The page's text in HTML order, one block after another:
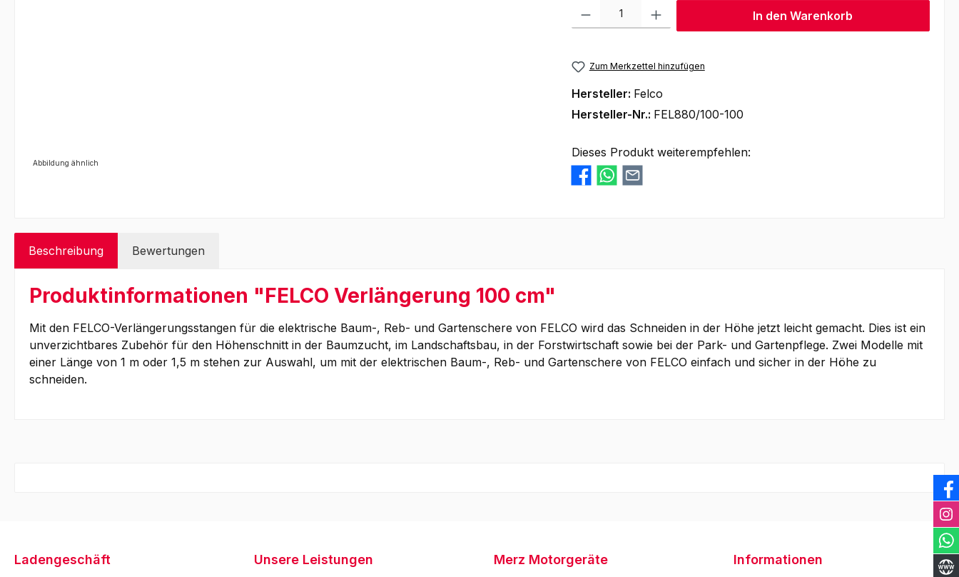
Abbildung ähnlich
Produkt Anzahl: Gib den gewünschten Wert ein oder benutze die Schaltflächen
In den Warenkorb
Zum Merkzettel hinzufügen
Hersteller: Felco
Hersteller-Nr.: FEL880/100-100
Dieses Produkt weiterempfehlen:
Beschreibung Bewertungen
Produktinformationen "FELCO Verlängerung 100 cm"
Mit den FELCO-Verlängerungsstangen für die elektrische Baum-, Reb- und Gartenschere von FELCO wird das Schneiden in der Höhe jetzt leicht gemacht. Dies ist ein
unverzichtbares Zubehör für den Höhenschnitt in der Baumzucht, im Landschaftsbau, in der Forstwirtschaft sowie bei der Park- und Gartenpflege. Zwei Modelle mit
einer Länge von 1 m oder 1,5 m stehen zur Auswahl, um mit der elektrischen Baum-, Reb- und Gartenschere von FELCO einfach und sicher in der Höhe zu
schneiden.
Ladengeschäft Unsere Leistungen Merz Motorgeräte Informationen